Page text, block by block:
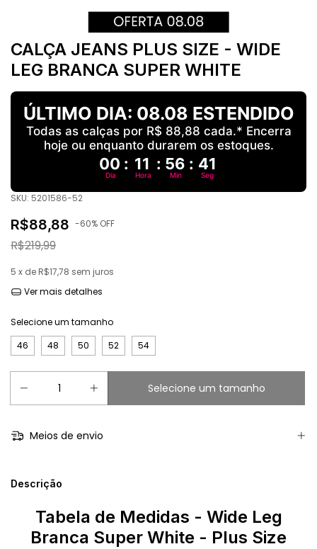
CALÇA JEANS PLUS SIZE - WIDE
LEG BRANCA SUPER WHITE
ÚLTIMO DIA: 08.08 ESTENDIDO
Todas as calças por R$ 88,88 cada.* Encerra
hoje ou enquanto durarem os estoques.
00 : 11 : 56 : 40
Dia Hora Min Seg
SKU: 5201586-52
R$88,88 -60% OFF
R$219,99
5 x de R$17,78 sem juros
Ver mais detalhes
Selecione um tamanho
46
48 50 52 54
Meios de envio
Descrição
Tabela de Medidas - Wide Leg
Branca Super White - Plus Size